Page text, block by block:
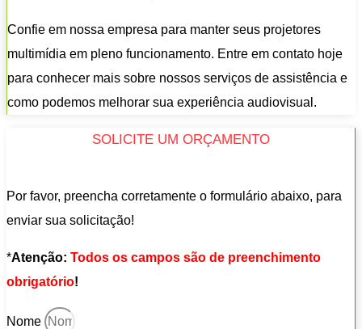
Confie em nossa empresa para manter seus projetores
multimídia em pleno funcionamento. Entre em contato hoje
para conhecer mais sobre nossos serviços de assistência e
como podemos melhorar sua experiência audiovisual.
SOLICITE UM ORÇAMENTO
Por favor, preencha corretamente o formulário abaixo, para
enviar sua solicitação!
*Atenção: Todos os campos são de preenchimento
obrigatório!
Nome